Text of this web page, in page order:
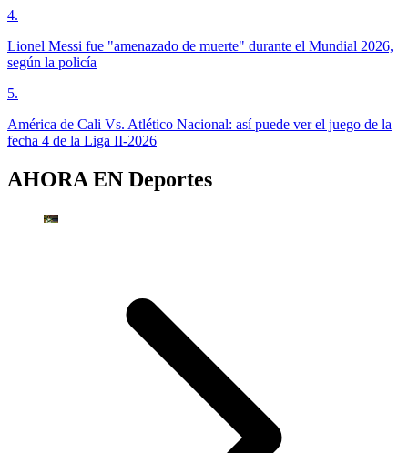
4.
Lionel Messi fue "amenazado de muerte" durante el Mundial 2026,
según la policía
5.
América de Cali Vs. Atlético Nacional: así puede ver el juego de la
fecha 4 de la Liga II-2026
AHORA EN Deportes